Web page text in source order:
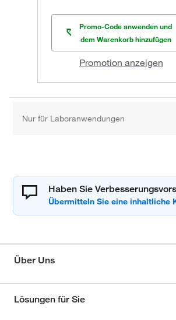
Promo-Code anwenden und
dem Warenkorb hinzufügen
Promotion anzeigen
Nur für Laboranwendungen
Haben Sie
Über Uns
Lösungen für Sie